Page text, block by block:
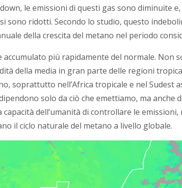
le emissioni di questi gas sono diminuite
sono ridotti. Secondo lo studio, questo
della crescita del metano nel periodo
più rapidamente del normale. Non
della media in gran parte delle regioni
nell’Africa tropicale e nel Sudest
solo da ciò che emettiamo, ma anche
dell’umanità di controllare le emissioni,
il ciclo naturale del metano a livello globale.